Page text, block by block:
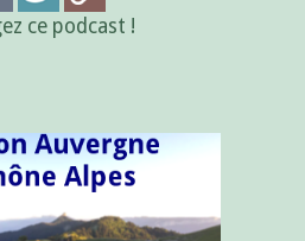
ce podcast !